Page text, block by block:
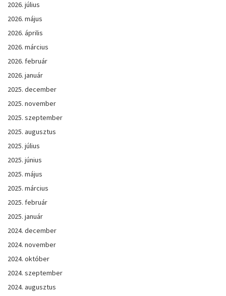
2026. július
2026. május
2026. április
2026. március
2026. február
2026. január
2025. december
2025. november
2025. szeptember
2025. augusztus
2025. július
2025. június
2025. május
2025. március
2025. február
2025. január
2024. december
2024. november
2024. október
2024. szeptember
2024. augusztus